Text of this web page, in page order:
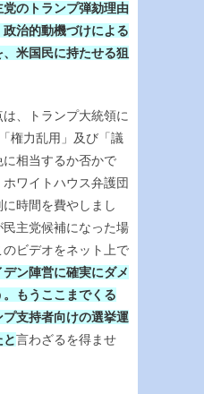
党のトランプ弾劾理由
治的動機づけによる
米国民に持たせる狙
、トランプ大統領に
権力乱用」及び「議
相当するか否かで
ワイトハウス弁護団
時間を費やしまし
主党候補になった場
ビデオをネット上で
デン陣営に確実にダメ
もうここまでくる
支持者向けの選挙運
言わざるを得ませ